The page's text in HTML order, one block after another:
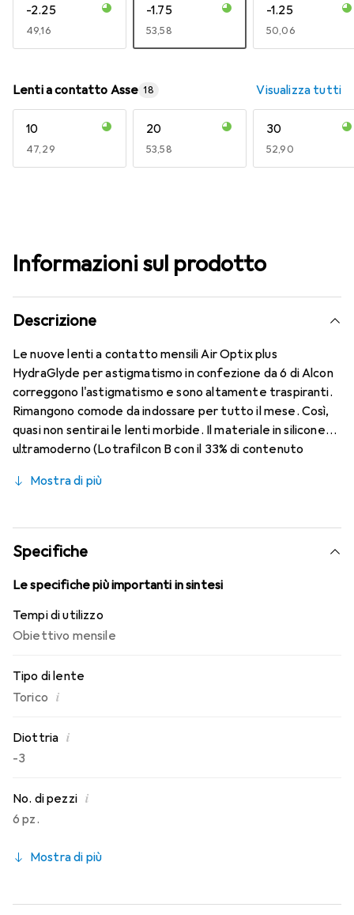
-2.25
EUR
49,16
-1.75
EUR
53,58
-1.25
EUR
50,06
Lenti a contatto Asse 18 Visualizza tutti
10
EUR
47,29
20
EUR
53,58
30
EUR
52,90
Informazioni sul prodotto
Descrizione
Le nuove lenti a contatto mensili Air Optix plus
HydraGlyde per astigmatismo in confezione da 6 di Alcon
correggono l'astigmatismo e sono altamente traspiranti.
Rimangono comode da indossare per tutto il mese. Così,
quasi non sentirai le lenti morbide. Il materiale in silicone
ultramoderno (Lotrafilcon B con il 33% di contenuto
Moisture Matrix e la nota tecnologia SmartShield,
conosci. Un comfort duraturo e senza interruzioni per
tutto il giorno con le lenti mensili.
Mostra di più
Specifiche
Le specifiche più importanti in sintesi
Tempi di utilizzo
Obiettivo mensile
Tipo di lente
Torico i
Diottria i
-3
No. di pezzi i
6 pz.
Mostra di più